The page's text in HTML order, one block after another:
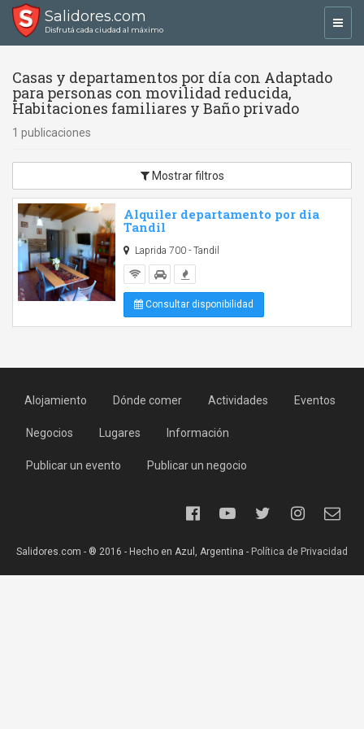
Salidores.com
Disfrutá cada ciudad al máximo
Casas y departamentos por día con Adaptado
para personas con movilidad reducida,
Habitaciones familiares y Baño privado
1 publicaciones
Mostrar filtros
Alquiler departamento por dia
Tandil
Laprida 700 - Tandil
Consultar disponibilidad
Alojamiento Dónde comer Actividades Eventos
Negocios Lugares Información
Publicar un evento Publicar un negocio
Salidores.com - ® 2016 - Hecho en Azul, Argentina - Política de Privacidad